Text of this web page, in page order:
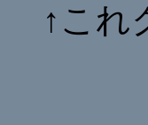
↑これ